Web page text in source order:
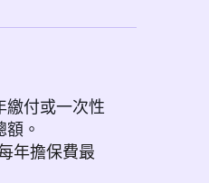
繳付或一次性
。
年擔保費最